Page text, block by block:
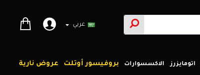
عربي
اتومايزرز الاكسسوارات بروفيسور أوتلت عروض نارية